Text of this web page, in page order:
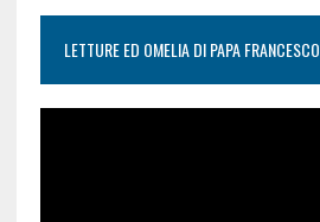
LETTURE ED OMELIA DI PAPA FRANCESCO